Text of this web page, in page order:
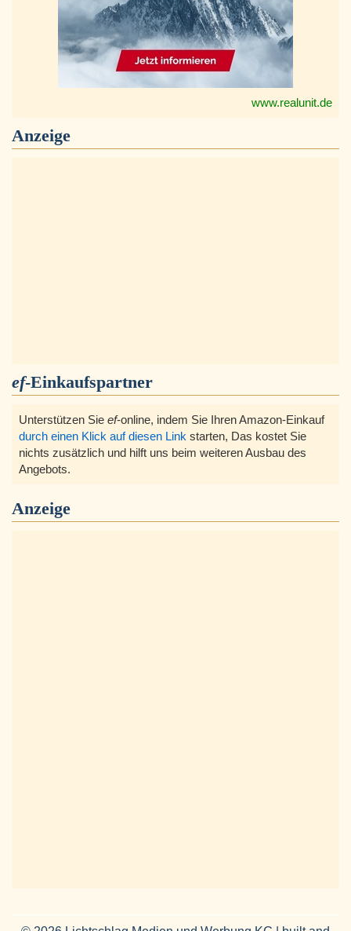
www.realunit.de
Anzeige
ef-Einkaufspartner
Unterstützen Sie ef-online, indem Sie Ihren Amazon-Einkauf
durch einen Klick auf diesen Link starten, Das kostet Sie
nichts zusätzlich und hilft uns beim weiteren Ausbau des
Angebots.
Anzeige